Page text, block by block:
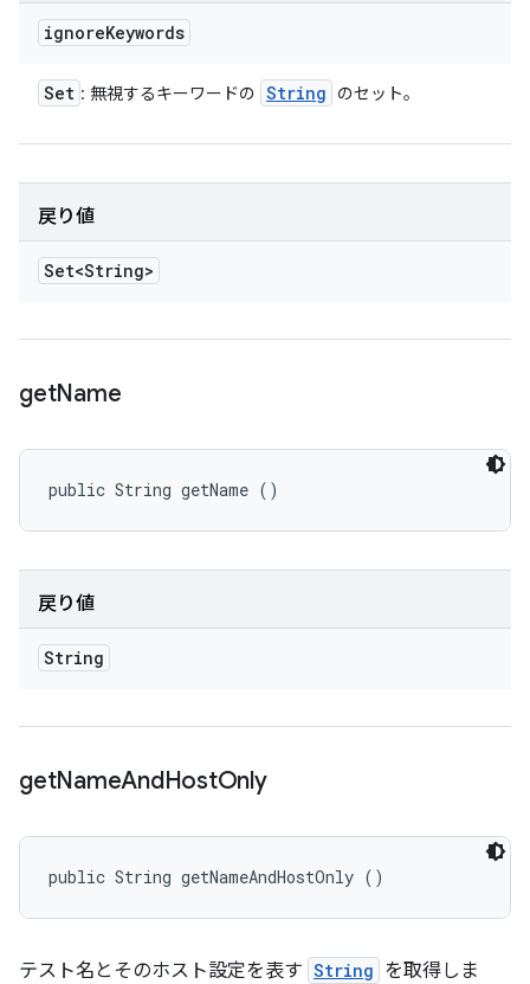
ignoreKeywords
Set : 無視するキーワードの String のセット。
戻り値
Set<String>
getName
public String getName ()
戻り値
String
getNameAndHostOnly
public String getNameAndHostOnly ()
テスト名とそのホスト設定を表す String を取得しま